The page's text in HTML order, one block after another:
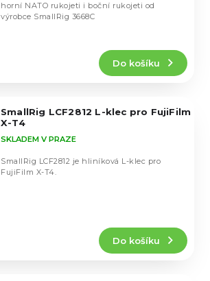
Do košíku
horní NATO rukojeti i boční rukojeti od
výrobce SmallRig 3668C
SmallRig LCF2812 L-klec pro FujiFilm
X-T4
SKLADEM V PRAZE
Do košíku
SmallRig LCF2812 je hliníková L-klec pro
FujiFilm X-T4.